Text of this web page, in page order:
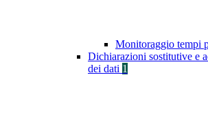
Monitoraggio tempi
Dichiarazioni sostitutive e
dei dati 1